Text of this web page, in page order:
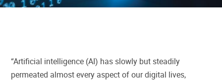
“Artificial intelligence (AI) has slowly but steadily
permeated almost every aspect of our digital lives,